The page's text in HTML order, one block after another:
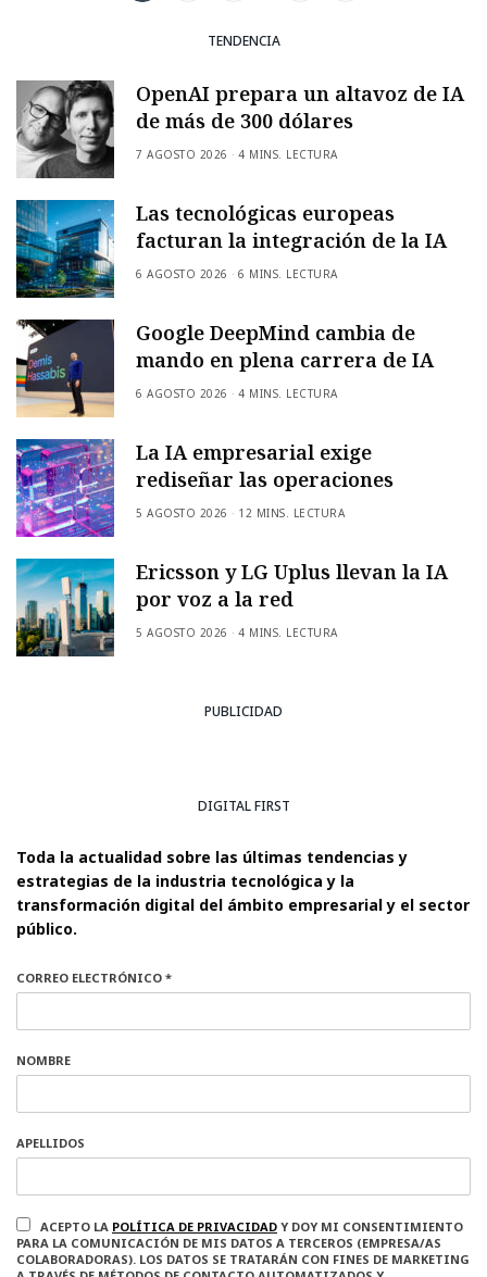
TENDENCIA
OpenAI prepara un altavoz de IA
de más de 300 dólares
7 AGOSTO 2026 4 MINS. LECTURA
Las tecnológicas europeas
facturan la integración de la IA
6 AGOSTO 2026 6 MINS. LECTURA
Google DeepMind cambia de
mando en plena carrera de IA
6 AGOSTO 2026 4 MINS. LECTURA
La IA empresarial exige
rediseñar las operaciones
5 AGOSTO 2026 12 MINS. LECTURA
Ericsson y LG Uplus llevan la IA
por voz a la red
5 AGOSTO 2026 4 MINS. LECTURA
PUBLICIDAD
DIGITAL FIRST
Toda la actualidad sobre las últimas tendencias y
estrategias de la industria tecnológica y la
transformación digital del ámbito empresarial y el sector
público.
CORREO ELECTRÓNICO *
NOMBRE
APELLIDOS
ACEPTO LA POLÍTICA DE PRIVACIDAD Y DOY MI CONSENTIMIENTO
PARA LA COMUNICACIÓN DE MIS DATOS A TERCEROS (EMPRESA/AS
COLABORADORAS). LOS DATOS SE TRATARÁN CON FINES DE MARKETING